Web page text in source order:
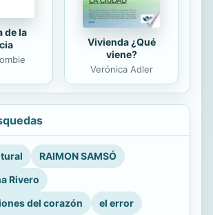
de la
Vivienda ¿Qué
viene?
Verónica Adler
RAIMON SAMSÓ
Rivero
del corazón
el error